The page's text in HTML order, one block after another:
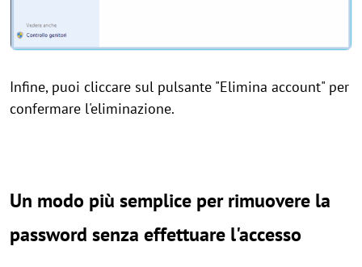
Infine, puoi cliccare sul pulsante "Elimina account" per
confermare l'eliminazione.
Un modo più semplice per rimuovere la
password senza effettuare l'accesso